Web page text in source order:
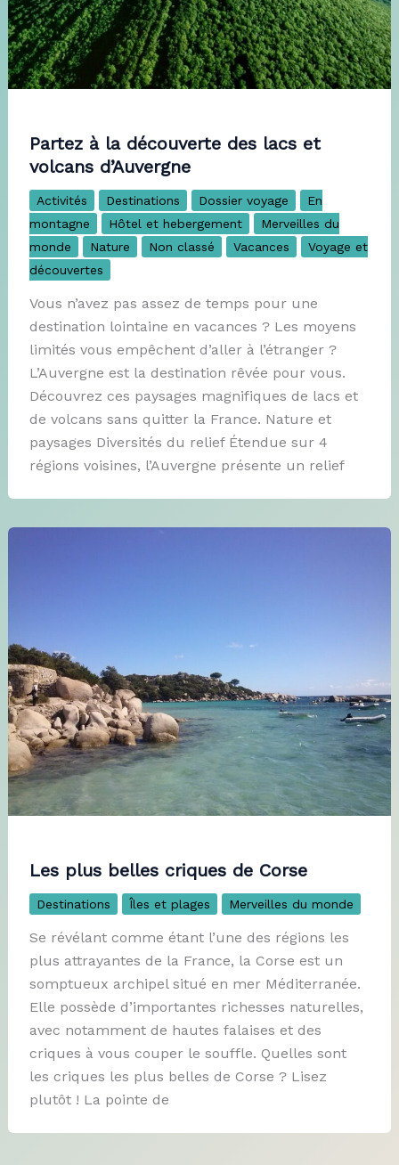
Partez à la découverte des lacs et
volcans d’Auvergne
Activités Destinations Dossier voyage
En
montagne
Hôtel et hebergement
Merveilles du
monde
Nature Non classé Vacances
Voyage et
découvertes
Vous n’avez pas assez de temps pour une
destination lointaine en vacances ? Les moyens
limités vous empêchent d’aller à l’étranger ?
L’Auvergne est la destination rêvée pour vous.
Découvrez ces paysages magnifiques de lacs et
de volcans sans quitter la France. Nature et
paysages Diversités du relief Étendue sur 4
régions voisines, l’Auvergne présente un relief
Les plus belles criques de Corse
Destinations Îles et plages Merveilles du monde
Se révélant comme étant l’une des régions les
plus attrayantes de la France, la Corse est un
somptueux archipel situé en mer Méditerranée.
Elle possède d’importantes richesses naturelles,
avec notamment de hautes falaises et des
criques à vous couper le souffle. Quelles sont
les criques les plus belles de Corse ? Lisez
plutôt ! La pointe de